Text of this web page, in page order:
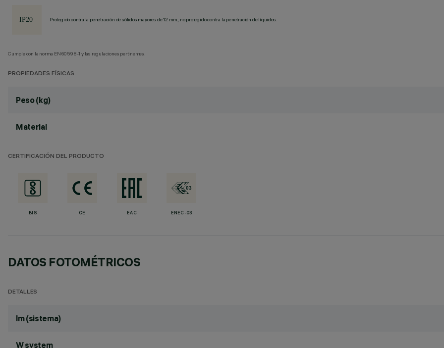
Protegido contra la penetración de sólidos mayores de 12 mm, no protegido contra la penetración de líquidos.
Cumple con la norma EN60598-1 y las regulaciones pertinentes.
PROPIEDADES FÍSICAS
Peso (kg)
Material
CERTIFICACIÓN DEL PRODUCTO
BIS CE EAC ENEC-03
DATOS FOTOMÉTRICOS
DETALLES
lm (sistema)
W system